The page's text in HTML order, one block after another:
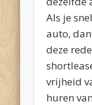
Als je
auto,
deze
vrijheid
huren